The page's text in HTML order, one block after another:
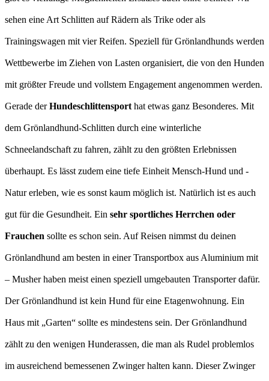
sehen eine Art Schlitten auf Rädern als Trike oder als
Trainingswagen mit vier Reifen. Speziell für Grönlandhunds werden
Wettbewerbe im Ziehen von Lasten organisiert, die von den Hunden
mit größter Freude und vollstem Engagement angenommen werden.
Gerade derHundeschlittensport hat etwas ganz Besonderes. Mit
dem Grönlandhund-Schlitten durch eine winterliche
Schneelandschaft zu fahren, zählt zu den größten Erlebnissen
überhaupt. Es lässt zudem eine tiefe Einheit Mensch-Hund und -
Natur erleben, wie es sonst kaum möglich ist. Natürlich ist es auch
gut für die Gesundheit. Ein sehr sportliches Herrchen oder
Frauchen sollte es schon sein. Auf Reisen nimmst du deinen
Grönlandhund am besten in einer Transportbox aus Aluminium mit
– Musher haben meist einen speziell umgebauten Transporter dafür.
Der Grönlandhund ist kein Hund für eine Etagenwohnung. Ein
Haus mit „Garten“ sollte es mindestens sein. Der Grönlandhund
zählt zu den wenigen Hunderassen, die man als Rudel problemlos
im ausreichend bemessenen Zwinger halten kann. Dieser Zwinger